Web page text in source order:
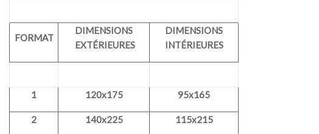
FORMAT
DIMENSIONS
EXTÉRIEURES
DIMENSIONS
INTÉRIEURES
1 120x175 95x165
2 140x225 115x215